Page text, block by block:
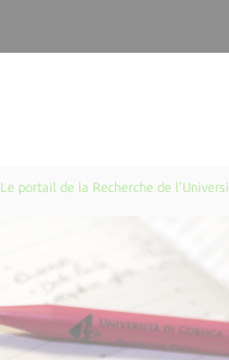
Le portail de la Recherche de